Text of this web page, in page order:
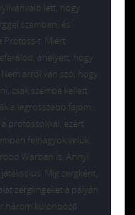
lett, hogy
szemben, és
Protoss-t. Miért
ahelyett, hogy
arról van szó, hogy
csak szembe kellett
a legrosszabb fajom.
protossokkal, ezért
felhagyok velük.
Warban is. Annyi
Míg zergként,
zerglingeket a pályán
három különböző